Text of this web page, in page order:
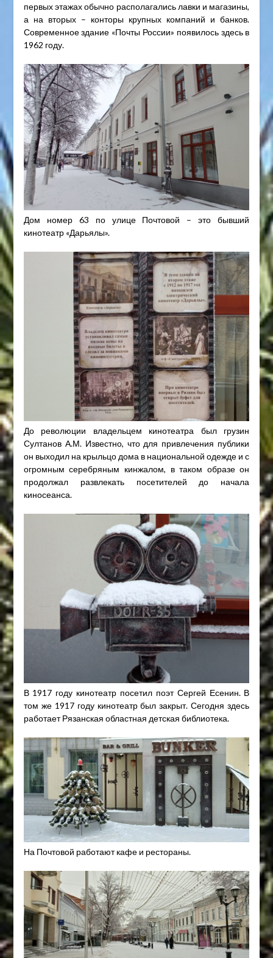
первых этажах обычно располагались лавки и магазины,
а на вторых – конторы крупных компаний и банков.
Современное здание «Почты России» появилось здесь в
1962 году.
Дом номер 63 по улице Почтовой – это бывший
кинотеатр «Дарьялы».
До революции владельцем кинотеатра был грузин
Султанов А.М. Известно, что для привлечения публики
он выходил на крыльцо дома в национальной одежде и с
огромным серебряным кинжалом, в таком образе он
продолжал развлекать посетителей до начала
киносеанса.
В 1917 году кинотеатр посетил поэт Сергей Есенин. В
том же 1917 году кинотеатр был закрыт. Сегодня здесь
работает Рязанская областная детская библиотека.
На Почтовой работают кафе и рестораны.